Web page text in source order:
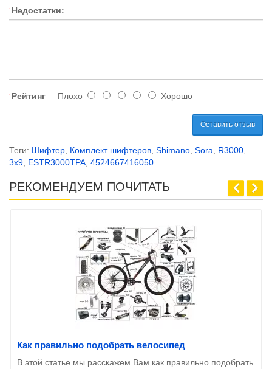
Недостатки:
Рейтинг Плохо Хорошо
Оставить отзыв
Теги: Шифтер, Комплект шифтеров, Shimano, Sora, R3000,
3x9, ESTR3000TPA, 4524667416050
РЕКОМЕНДУЕМ ПОЧИТАТЬ
Как правильно подобрать велосипед
В этой статье мы расскажем Вам как правильно подобрать